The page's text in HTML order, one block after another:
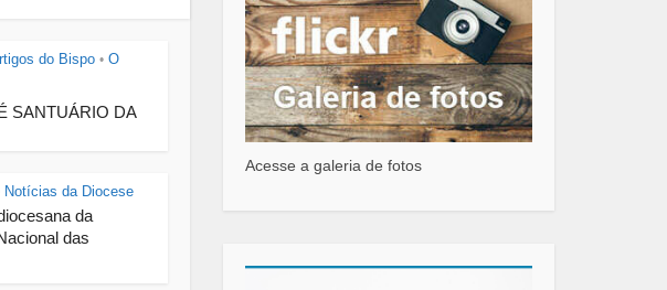
do Bispo • O
SANTUÁRIO DA
Notícias da Diocese
da
das
Acesse a galeria de fotos